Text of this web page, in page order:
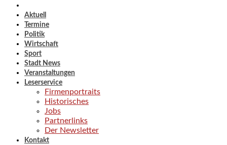
Aktuell
Termine
Politik
Wirtschaft
Sport
Stadt News
Veranstaltungen
Leserservice
Firmenportraits
Historisches
Jobs
Partnerlinks
Der Newsletter
Kontakt